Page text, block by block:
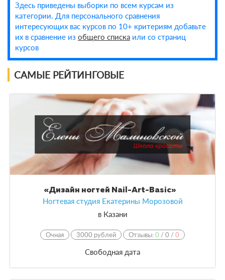
Здесь приведены выборки по всем курсам из
категории. Для персонального сравнения
интересующих вас курсов по 10+ критериям добавьте
их в сравнение из общего списка или со страниц
курсов
САМЫЕ РЕЙТИНГОВЫЕ
«Дизайн ногтей Nail-Art-Basic»
Ногтевая студия Екатерины Морозовой
вКазани
Очная 3000 рублей Отзывы:0 /0 /0
Свободная дата